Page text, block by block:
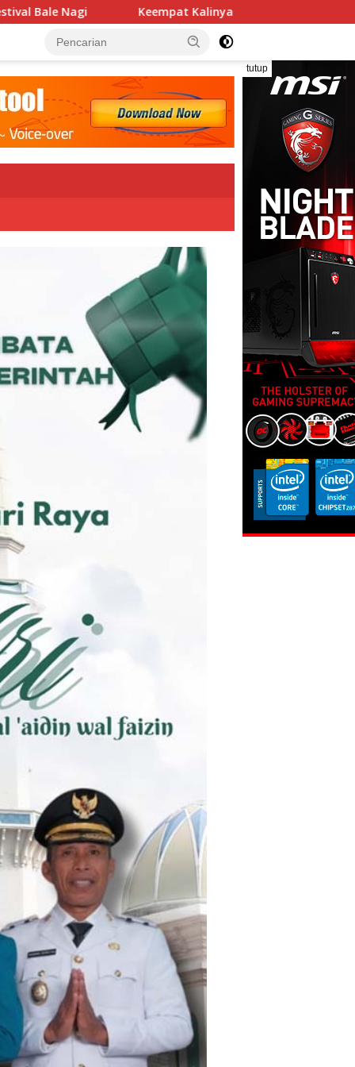
Kalinya PN Lembata Kabulkan Eksepsi, Kado Songsong
tutup